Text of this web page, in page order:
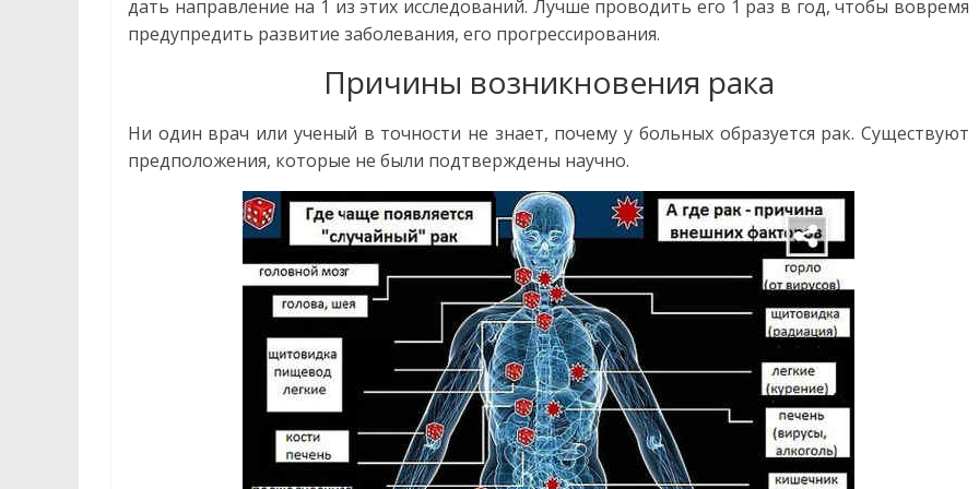
дать направление на 1 из этих исследований. Лучше проводить его 1 раз в год, чтобы вовремя
предупредить развитие заболевания, его прогрессирования.
Причины возникновения рака
Ни один врач или ученый в точности не знает, почему у больных образуется рак. Существуют
предположения, которые не были подтверждены научно.